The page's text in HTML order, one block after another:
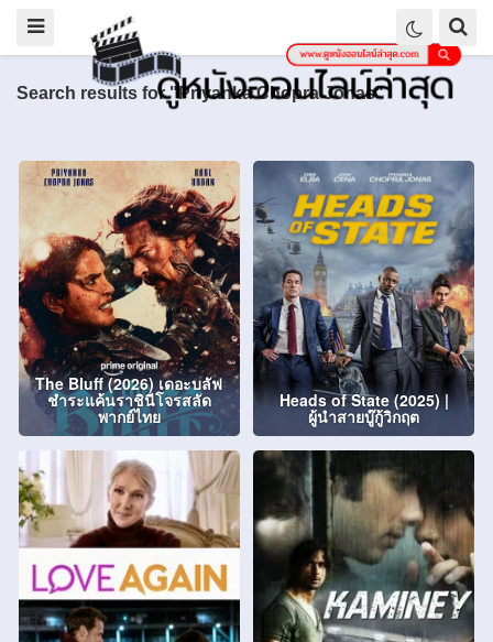
Search results for "Priyanka Chopra Jonas"
The Bluff (2026) เดอะบลัฟ
ชำระแค้นราชินีโจรสลัด
พากย์ไทย
Heads of State (2025) |
ผู้นำสายบู๊กู้วิกฤต